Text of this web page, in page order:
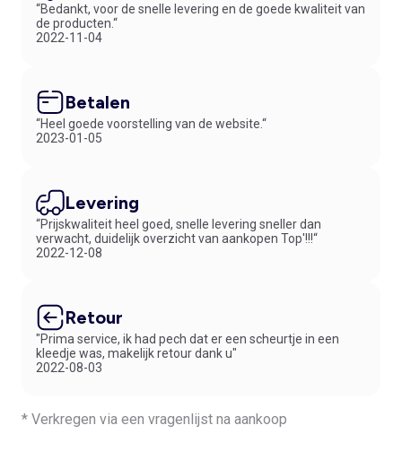
“Bedankt, voor de snelle levering en de goede kwaliteit van
de producten.“
2022-11-04
Betalen
“Heel goede voorstelling van de website.“
2023-01-05
Levering
“Prijskwaliteit heel goed, snelle levering sneller dan
verwacht, duidelijk overzicht van aankopen Top'!!!“
2022-12-08
Retour
"Prima service, ik had pech dat er een scheurtje in een
kleedje was, makelijk retour dank u"
2022-08-03
* Verkregen via een vragenlijst na aankoop